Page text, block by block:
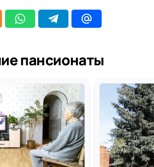
пансионаты